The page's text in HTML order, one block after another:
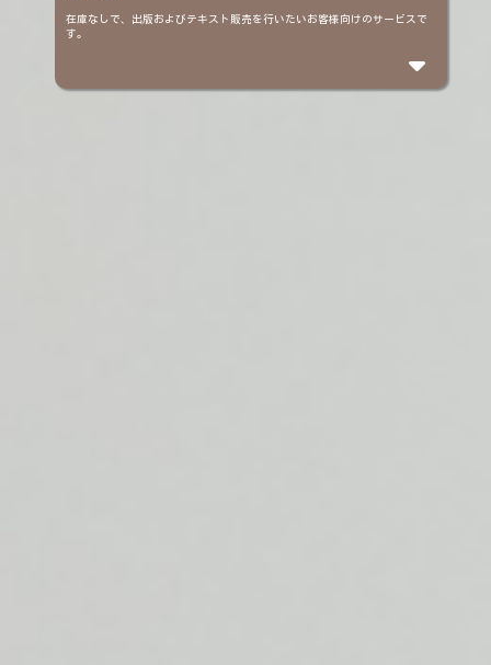
在庫なしで、出版およびテキスト販売を行いたいお客様向けのサービスで
す。